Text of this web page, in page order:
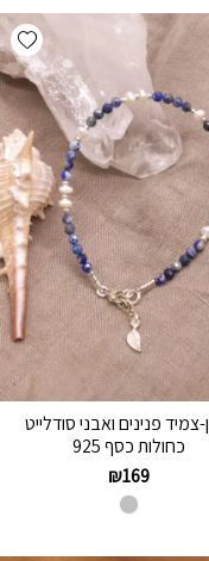
צמיד פנינים ואבני סודלייט
כחולות כסף 925
₪169